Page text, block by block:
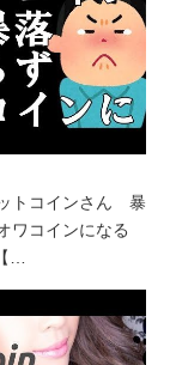
ットコインさん 暴
ワコインになる
…